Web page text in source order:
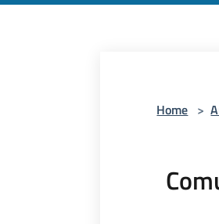
Home >